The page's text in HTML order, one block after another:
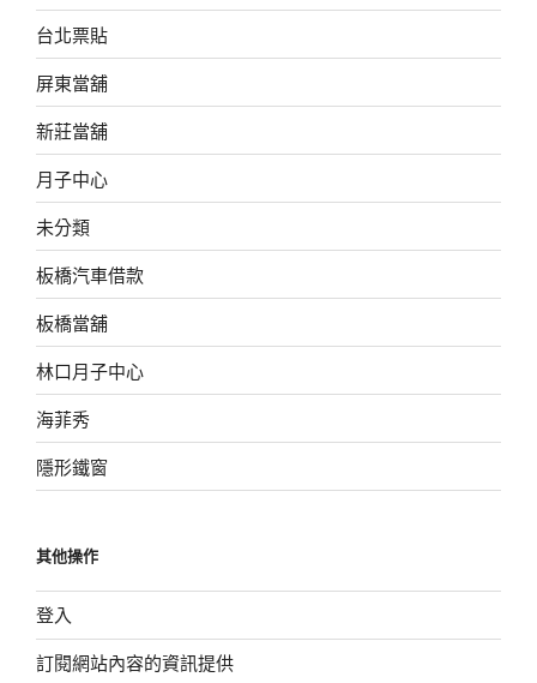
台北票貼
屏東當舖
新莊當舖
月子中心
未分類
板橋汽車借款
板橋當舖
林口月子中心
海菲秀
隱形鐵窗
其他操作
登入
訂閱網站內容的資訊提供